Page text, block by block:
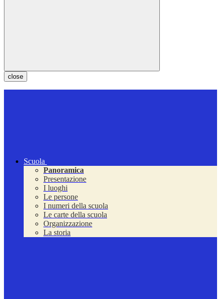
close
Scuola
Panoramica
Presentazione
I luoghi
Le persone
I numeri della scuola
Le carte della scuola
Organizzazione
La storia